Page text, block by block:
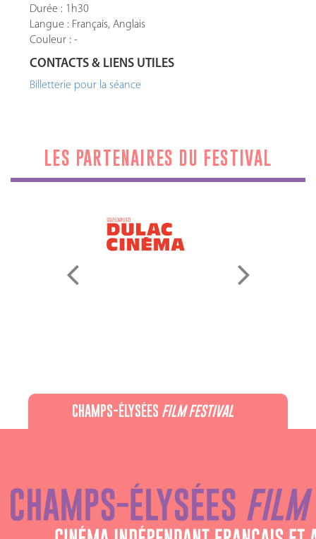
Durée : 1h30
Langue : Français, Anglais
Couleur : -
CONTACTS & LIENS UTILES
Billetterie pour la séance
LES PARTENAIRES DU FESTIVAL
CHAMPS-ÉLYSÉES FILM FESTIVAL
Recevez notre newsletter :